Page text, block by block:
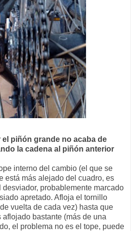
piñón grande no acaba de
la cadena al piñón anterior
interno del cambio (el que se
está más alejado del cuadro, es
probablemente marcado
apretado. Afloja el tornillo
vuelta de cada vez) hasta que
bastante (más de una
el problema no es el tope, puede